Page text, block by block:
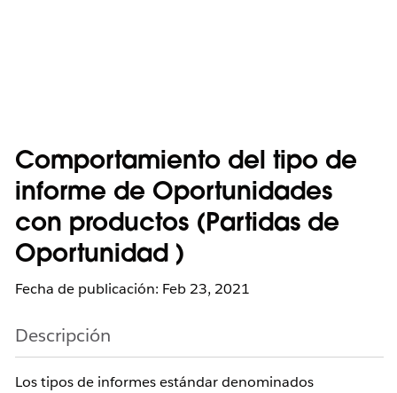
Comportamiento del tipo de
informe de Oportunidades
con productos (Partidas de
Oportunidad )
Fecha de publicación: Feb 23, 2021
Descripción
Los tipos de informes estándar denominados